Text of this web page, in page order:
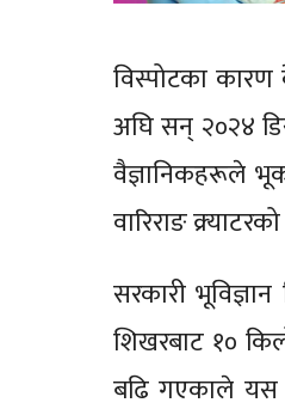
विस्पोटका
अघि सन् २०२४
वैज्ञानिकहरूले
वारिराङ
सरकारी
शिखरबाट १०
बढि गएकाले यस